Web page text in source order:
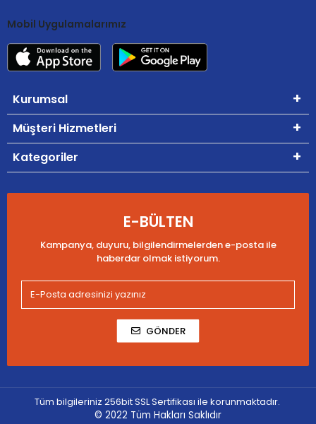
Mobil Uygulamalarımız
Kurumsal
Müşteri Hizmetleri
Kategoriler
E-BÜLTEN
Kampanya, duyuru, bilgilendirmelerden e-posta ile
haberdar olmak istiyorum.
GÖNDER
Tüm bilgileriniz 256bit SSL Sertifikası ile korunmaktadır.
© 2022 Tüm Hakları Saklıdır